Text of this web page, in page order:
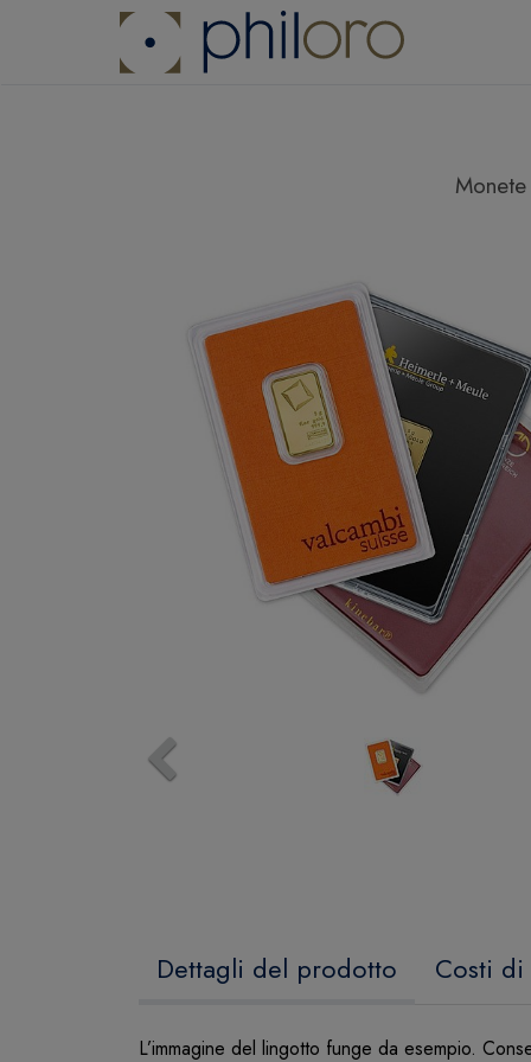
Monete
Dettagli del prodotto Costi
L’immagine del lingotto funge da esempio.